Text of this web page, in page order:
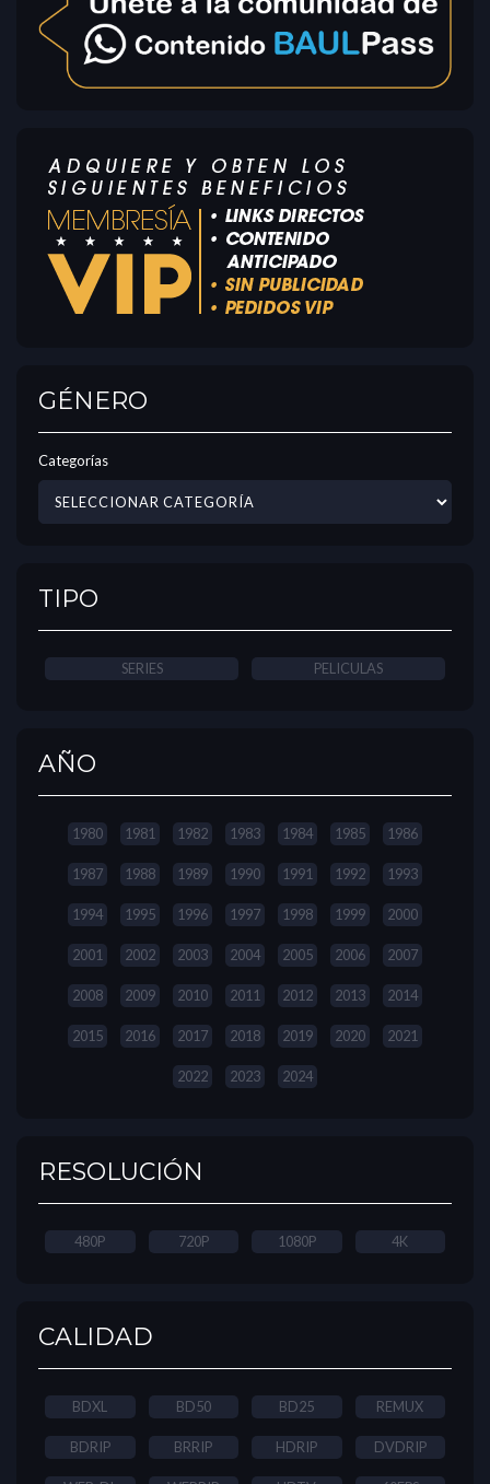
GÉNERO
Categorías
TIPO
SERIES PELICULAS
AÑO
1980 1981 1982 1983 1984 1985 1986
1987 1988 1989 1990 1991 1992 1993
1994 1995 1996 1997 1998 1999 2000
2001 2002 2003 2004 2005 2006 2007
2008 2009 2010 2011 2012 2013 2014
2015 2016 2017 2018 2019 2020 2021
2022 2023 2024
RESOLUCIÓN
480P 720P 1080P 4K
CALIDAD
BDXL BD50 BD25 REMUX
BDRIP BRRIP HDRIP DVDRIP